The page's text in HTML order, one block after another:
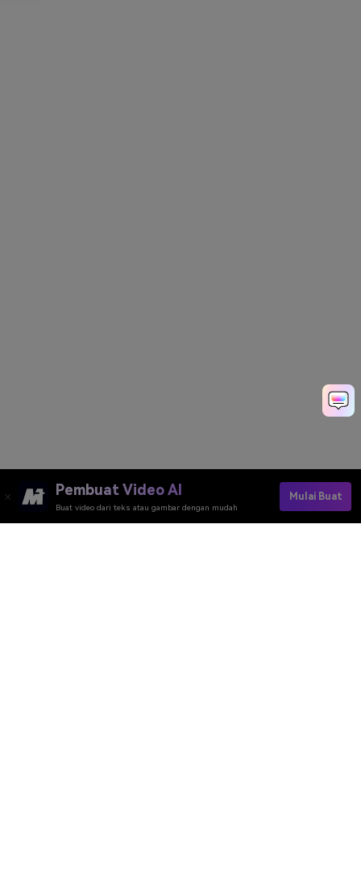
Pembuat Video AI
Buat video dari teks atau gambar dengan mudah
Mulai Buat